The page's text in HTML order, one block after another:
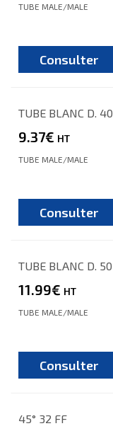
TUBE MALE/MALE
Consulter
TUBE BLANC D. 40
9.37€ HT
TUBE MALE/MALE
Consulter
TUBE BLANC D. 50
11.99€ HT
TUBE MALE/MALE
Consulter
45° 32 FF